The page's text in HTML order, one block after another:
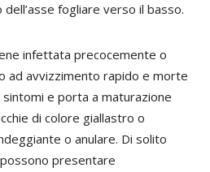
fogliare verso il basso.
infettata precocemente o
ad avvizzimento rapido e morte
e porta a maturazione
di colore giallastro o
o anulare. Di solito
presentare